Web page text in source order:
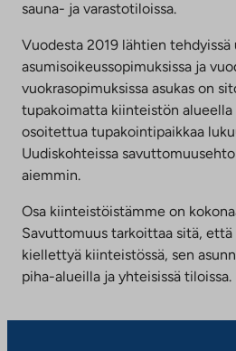
sauna- ja varastotiloissa.
Vuodesta 2019 lähtien tehdyissä
asumisoikeussopimuksissa ja
vuokrasopimuksissa asukas on
tupakoimatta kiinteistön alueella
osoitettua tupakointipaikkaa
Uudiskohteissa
aiemmin.
Osa kiinteistöistämme on
Savuttomuus tarkoittaa sitä,
kiellettyä kiinteistössä, sen
piha-alueilla ja yhteisissä tiloissa.